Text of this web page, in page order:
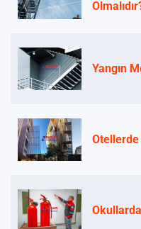
Yangın
Otellerde